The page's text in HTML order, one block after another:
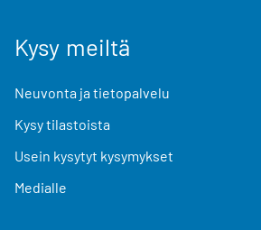
Kysy meiltä
Neuvonta ja tietopalvelu
Kysy tilastoista
Usein kysytyt kysymykset
Medialle